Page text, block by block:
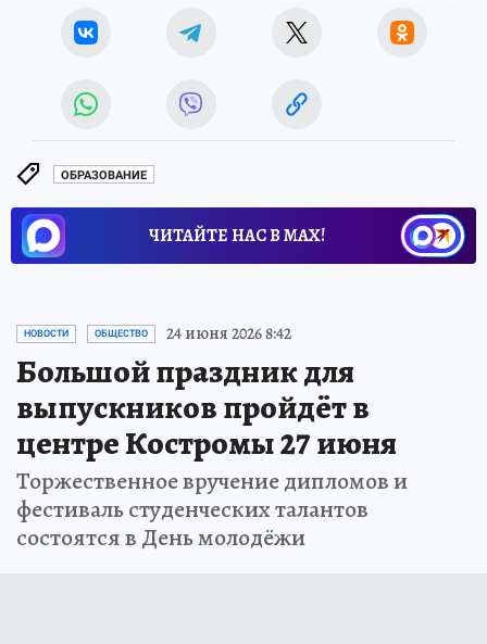
ОБРАЗОВАНИЕ
ЧИТАЙТЕ НАС В МАХ!
НОВОСТИ ОБЩЕСТВО 24 июня 2026 8:42
Большой праздник для
выпускников пройдёт в
центре Костромы 27 июня
Торжественное вручение дипломов и
фестиваль студенческих талантов
состоятся в День молодёжи